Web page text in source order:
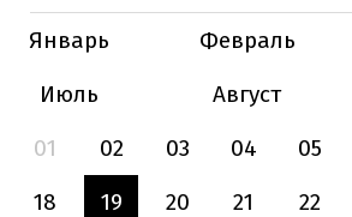
Январь
Февраль
Июль
Август
01
02 03 04 05
18
19 20 21 22